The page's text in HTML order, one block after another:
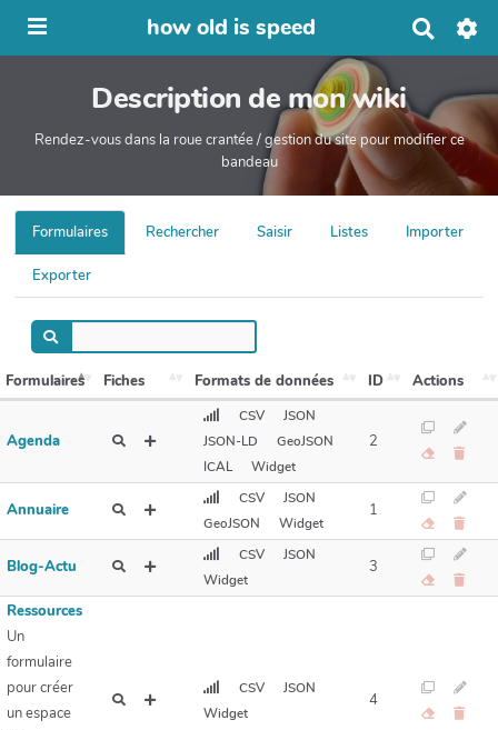
how old is speed
e
r
c
e
Description de mon wiki
Rendez-vous dans la roue crantée / gestion du site pour modifier ce
bandeau
Formulaires Rechercher Saisir Listes Importer
Exporter
Formulaires Fiches Formats de données ID Actions
Agenda
CSV
JSON
JSON-LD
GeoJSON
ICAL
Widget
2
Annuaire
CSV
JSON
GeoJSON
Widget
1
Blog-Actu
CSV
JSON
Widget
3
Ressources
Un
formulaire
pour créer
un espace
CSV
JSON
Widget
4